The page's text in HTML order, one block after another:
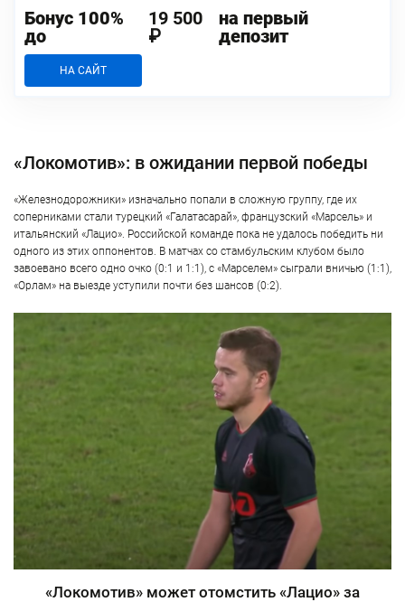
Бонус 100%
до
19 500
₽
на первый
депозит
НА САЙТ
«Локомотив»: в ожидании первой победы
«Железнодорожники» изначально попали в сложную группу, где их
соперниками стали турецкий «Галатасарай», французский «Марсель» и
итальянский «Лацио». Российской команде пока не удалось победить ни
одного из этих оппонентов. В матчах со стамбульским клубом было
завоевано всего одно очко (0:1 и 1:1), с «Марселем» сыграли вничью (1:1),
«Орлам» на выезде уступили почти без шансов (0:2).
«Локомотив» может отомстить «Лацио» за